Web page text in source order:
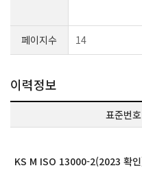
페이지수 14
이력정보
표준번호
KS M ISO 13000-2(2023 확